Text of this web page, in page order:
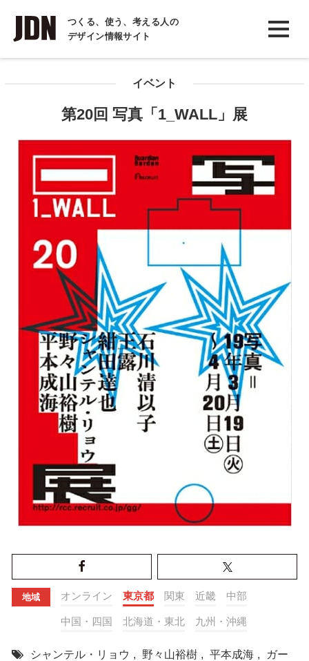
つくる、使う、考える人の
デザイン情報サイト
INTERVIEW
インタビュー
コラム
イベント
第20回 写真「1_WALL」展
地域 オンライン 東京都 関東 近畿 中部
中国・四国 北海道・東北 九州・沖縄
シャンテル・リョウ , 野々山裕樹 , 平本成海 ,
ガー